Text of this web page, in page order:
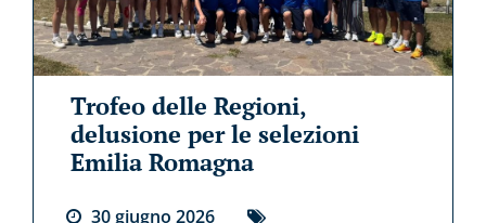
Trofeo delle Regioni,
delusione per le selezioni
Emilia Romagna
30giugno 2026